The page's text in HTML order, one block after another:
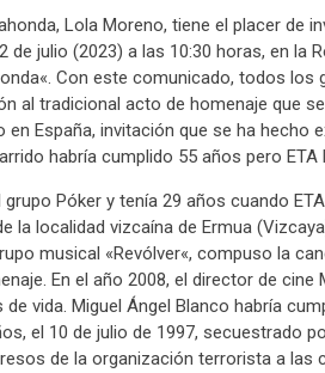
Lola Moreno, tiene el placer de
de julio (2023) a las 10:30 horas, en la
Con este comunicado, todos
al tradicional acto de homenaje que
España, invitación que se ha hecho
habría cumplido 55 años pero
grupo Póker y tenía 29 años cuando
la localidad vizcaína de Ermua
musical «Revólver«, compuso la
En el año 2008, el director de
vida. Miguel Ángel Blanco habría
el 10 de julio de 1997, secuestrado
de la organización terrorista a las